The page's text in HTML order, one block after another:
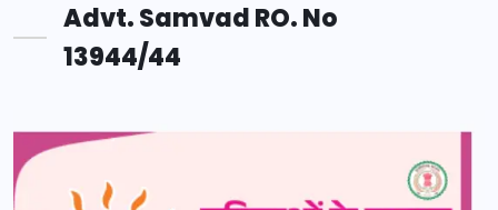
Advt. Samvad RO. No
13944/44